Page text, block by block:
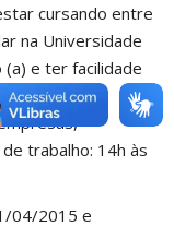
cursando entre
na Universidade
(a) e ter facilidade
bolsas
trabalho: 14h às
04/2015 e